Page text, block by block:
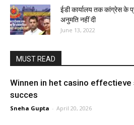
ईडी कार्यालय तक कांग्रेस के
अनुमति नहीं दी
June 13, 2022
MUST READ
Winnen in het casino
succes
Sneha Gupta - April 20, 2026